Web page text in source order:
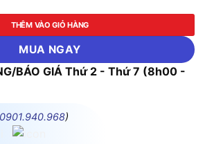
THÊM VÀO GIỎ HÀNG
MUA NGAY
BÁO GIÁ Thứ 2 - Thứ 7 (8h00 -
0901.940.968)